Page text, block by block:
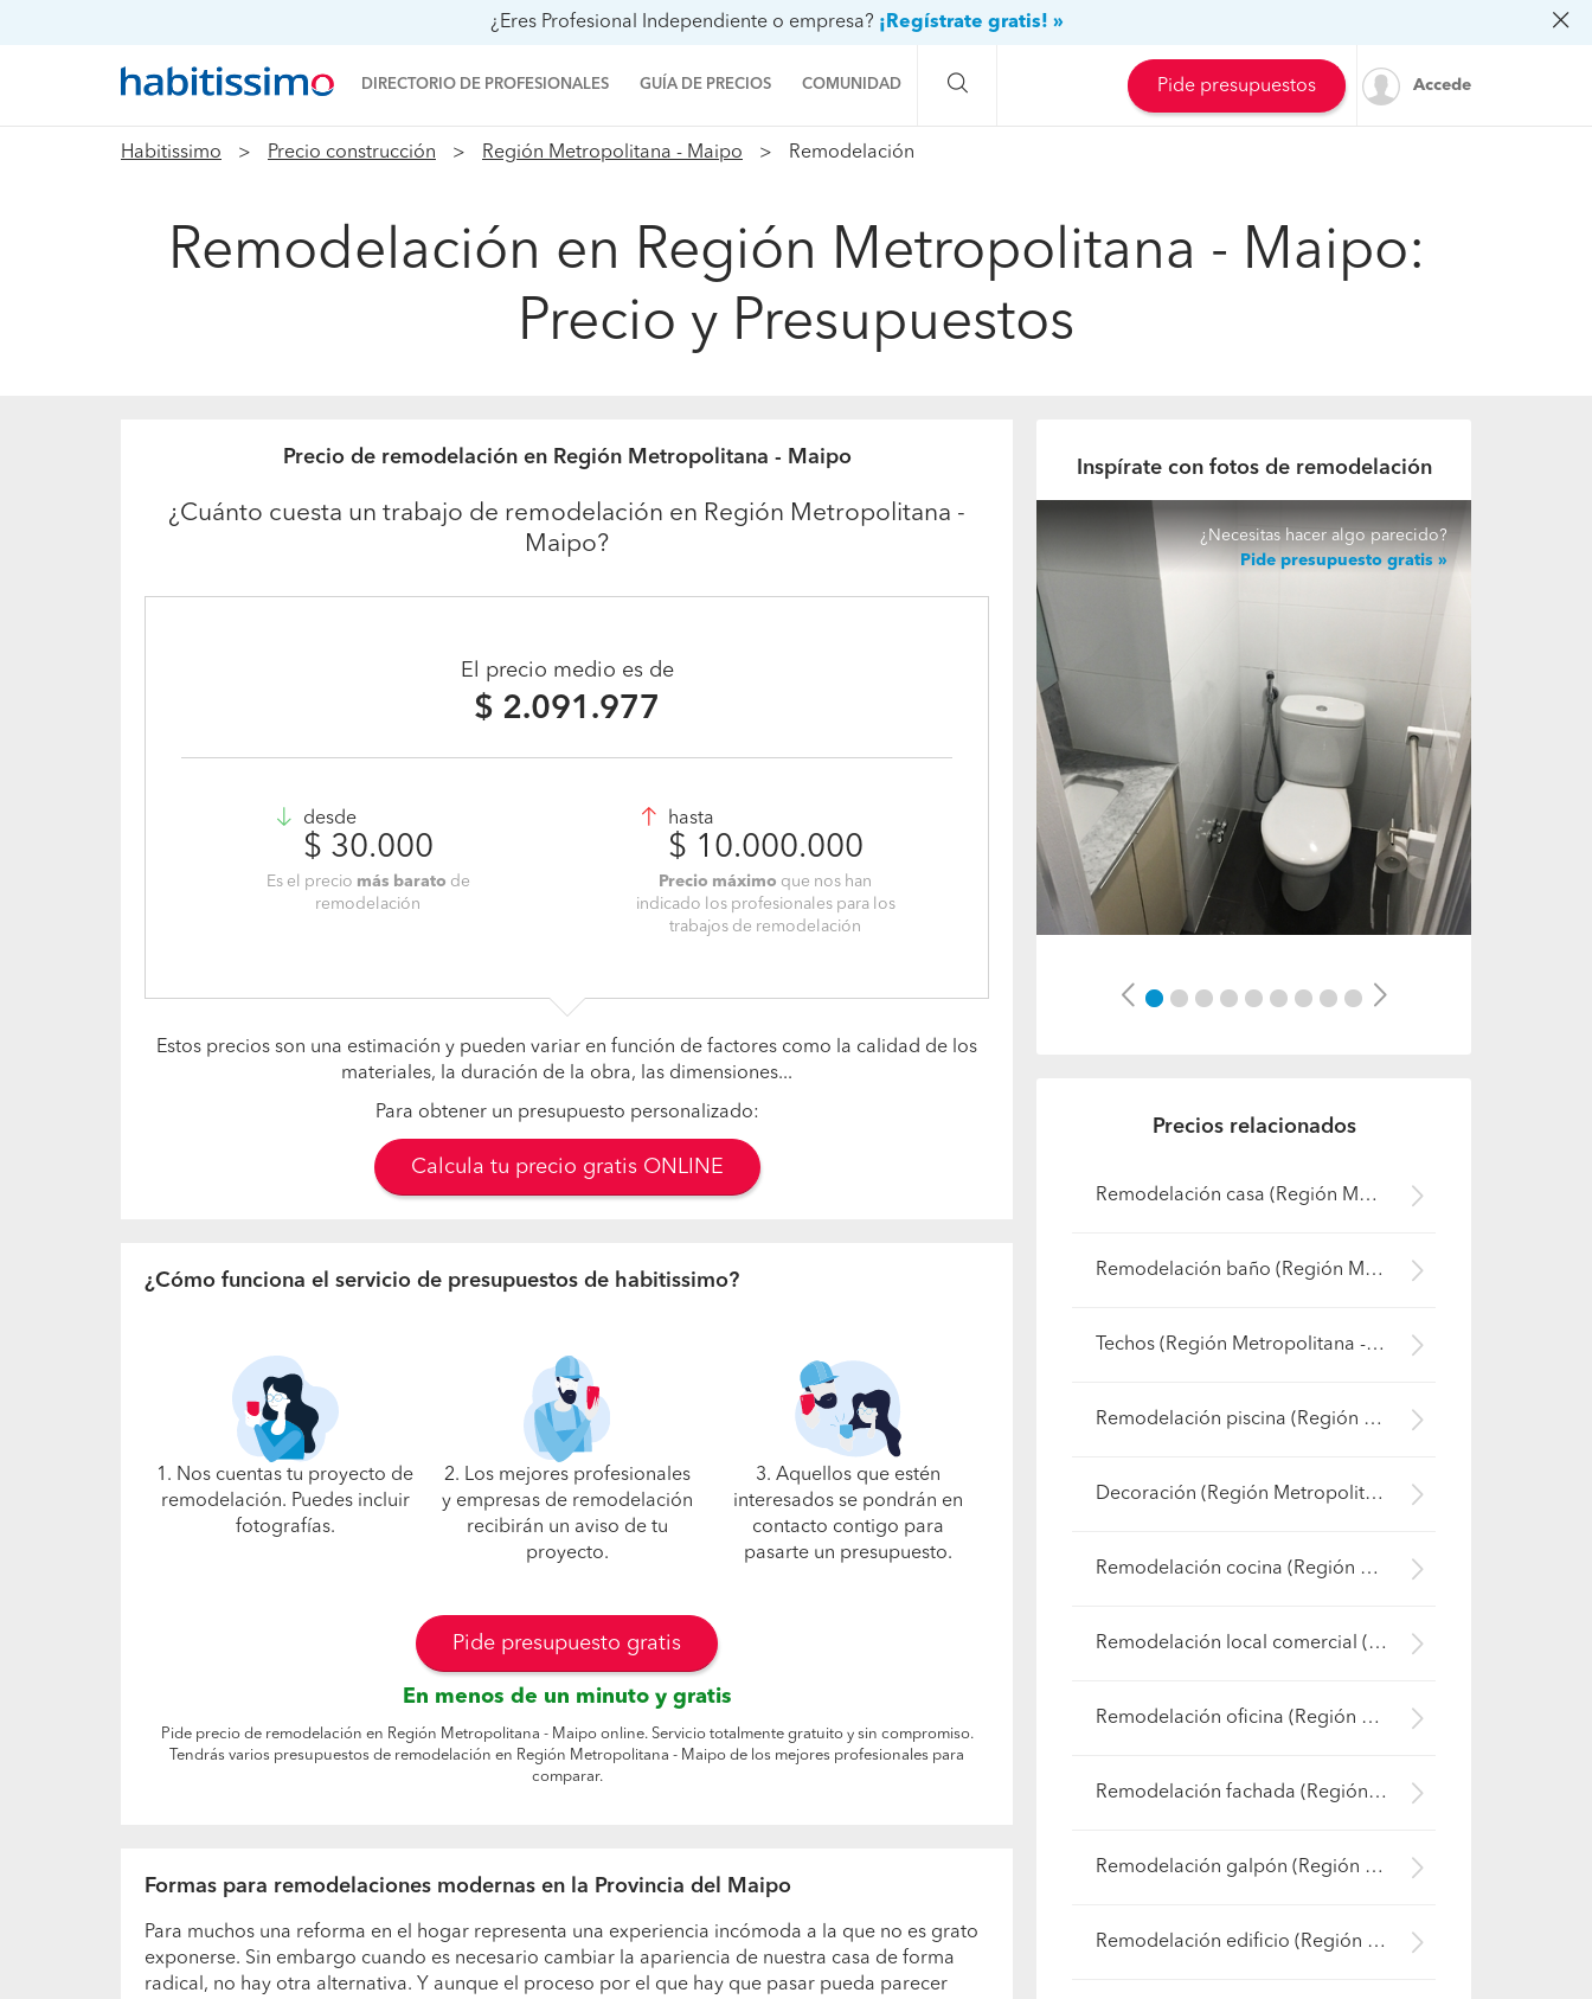
¿Eres Profesional Independiente o empresa? ¡Regístrate gratis! »
DIRECTORIO DE PROFESIONALES GUÍA DE PRECIOS COMUNIDAD
Preguntas a la comunidad
Procenter
Pide presupuestos Accede
Habitissimo Precio construcción Región Metropolitana - Maipo Remodelación
Remodelación en Región Metropolitana - Maipo:
Precio y Presupuestos
Precio de remodelación en Región Metropolitana - Maipo
¿Cuánto cuesta un trabajo de remodelación en Región Metropolitana -
Maipo?
El precio medio es de
$ 2.091.977
desde
$ 30.000
Es el precio más barato de
remodelación
hasta
$ 10.000.000
Precio máximo que nos han
indicado los profesionales para los
trabajos de remodelación
Estos precios son una estimación y pueden variar en función de factores como la calidad de los
materiales, la duración de la obra, las dimensiones...
Para obtener un presupuesto personalizado:
Calcula tu precio gratis ONLINE
¿Cómo funciona el servicio de presupuestos de habitissimo?
1. Nos cuentas tu proyecto de
remodelación. Puedes incluir
fotografías.
2. Los mejores profesionales
y empresas de remodelación
recibirán un aviso de tu
proyecto.
3. Aquellos que estén
interesados se pondrán en
contacto contigo para
pasarte un presupuesto.
Pide presupuesto gratis
En menos de un minuto y gratis
Pide precio de remodelación en Región Metropolitana - Maipo online. Servicio totalmente gratuito y sin compromiso.
Tendrás varios presupuestos de remodelación en Región Metropolitana - Maipo de los mejores profesionales para
comparar.
Formas para remodelaciones modernas en la Provincia del Maipo
Para muchos una reforma en el hogar representa una experiencia incómoda a la que no es grato
exponerse. Sin embargo cuando es necesario cambiar la apariencia de nuestra casa de forma
radical, no hay otra alternativa. Y aunque el proceso por el que hay que pasar pueda parecer
Inspírate con fotos de remodelación
¿Necesitas hacer algo parecido?
Pide presupuesto gratis
Previous Next
Precios relacionados
Remodelación casa (Región Metropolitana - Maipo)
Remodelación baño (Región Metropolitana - Maipo)
Techos (Región Metropolitana - Maipo)
Remodelación piscina (Región Metropolitana - Maipo)
Decoración (Región Metropolitana - Maipo)
Remodelación cocina (Región Metropolitana - Maipo)
Remodelación local comercial (Región Metropolitana - Maipo)
Remodelación oficina (Región Metropolitana - Maipo)
Remodelación fachada (Región Metropolitana - Maipo)
Remodelación galpón (Región Metropolitana - Maipo)
Remodelación edificio (Región Metropolitana - Maipo)